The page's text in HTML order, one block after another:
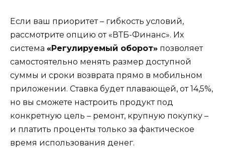
Если ваш приоритет – гибкость условий,
рассмотрите опцию от «ВТБ-Финанс». Их
система «Регулируемый оборот» позволяет
самостоятельно менять размер доступной
суммы и сроки возврата прямо в мобильном
приложении. Ставка будет плавающей, от 14,5%,
но вы сможете настроить продукт под
конкретную цель – ремонт, крупную покупку –
и платить проценты только за фактическое
время использования денег.